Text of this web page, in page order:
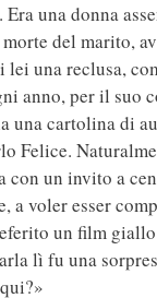
una donna
del marito,
lei una reclusa,
anno, per il suo
una cartolina di
Felice.
con un invito a
a voler esser
un film
lì fu una